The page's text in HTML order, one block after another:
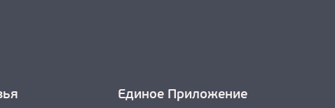
Единое Приложение